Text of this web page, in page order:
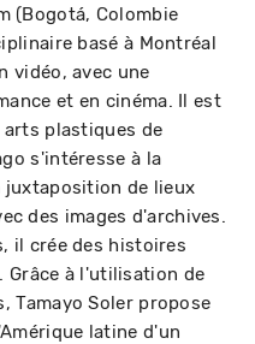
(Bogotá, Colombie
basé à Montréal
vidéo, avec une
et en cinéma. Il est
plastiques de
s'intéresse à la
de lieux
des images d'archives.
il crée des histoires
à l'utilisation de
Soler propose
latine d'un